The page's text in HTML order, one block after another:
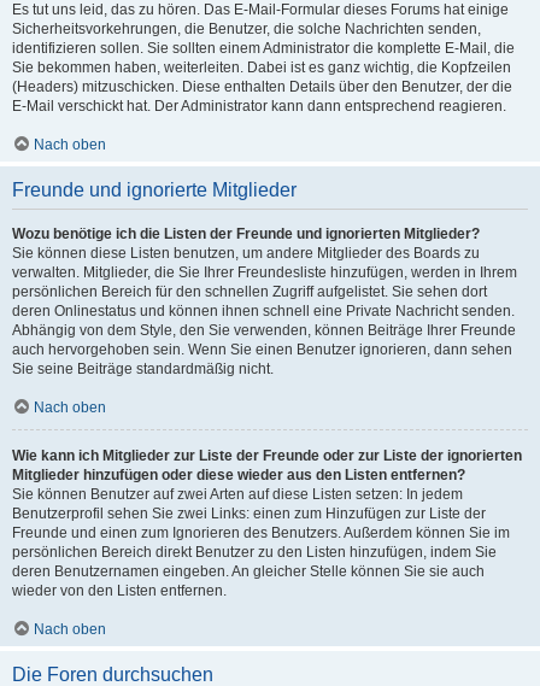
Es tut uns leid, das zu hören. Das E-Mail-Formular dieses Forums hat einige
Sicherheitsvorkehrungen, die Benutzer, die solche Nachrichten senden,
identifizieren sollen. Sie sollten einem Administrator die komplette E-Mail, die
Sie bekommen haben, weiterleiten. Dabei ist es ganz wichtig, die Kopfzeilen
(Headers) mitzuschicken. Diese enthalten Details über den Benutzer, der die
E-Mail verschickt hat. Der Administrator kann dann entsprechend reagieren.
Nach oben
Freunde und ignorierte Mitglieder
Wozu benötige ich die Listen der Freunde und ignorierten Mitglieder?
Sie können diese Listen benutzen, um andere Mitglieder des Boards zu
verwalten. Mitglieder, die Sie Ihrer Freundesliste hinzufügen, werden in Ihrem
persönlichen Bereich für den schnellen Zugriff aufgelistet. Sie sehen dort
deren Onlinestatus und können ihnen schnell eine Private Nachricht senden.
Abhängig von dem Style, den Sie verwenden, können Beiträge Ihrer Freunde
auch hervorgehoben sein. Wenn Sie einen Benutzer ignorieren, dann sehen
Sie seine Beiträge standardmäßig nicht.
Nach oben
Wie kann ich Mitglieder zur Liste der Freunde oder zur Liste der ignorierten
Mitglieder hinzufügen oder diese wieder aus den Listen entfernen?
Sie können Benutzer auf zwei Arten auf diese Listen setzen: In jedem
Benutzerprofil sehen Sie zwei Links: einen zum Hinzufügen zur Liste der
Freunde und einen zum Ignorieren des Benutzers. Außerdem können Sie im
persönlichen Bereich direkt Benutzer zu den Listen hinzufügen, indem Sie
deren Benutzernamen eingeben. An gleicher Stelle können Sie sie auch
wieder von den Listen entfernen.
Nach oben
Die Foren durchsuchen